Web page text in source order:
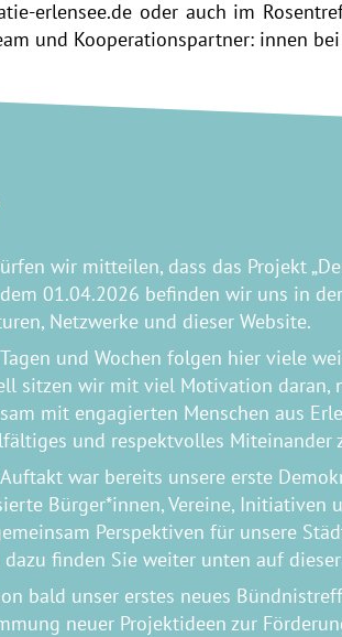
erlensee.de oder auch im
und Kooperationspartner: innen
wir mitteilen, dass das Projekt
01.04.2026 befinden wir uns in
Netzwerke und dieser Website.
und Wochen folgen hier viele
sitzen wir mit viel Motivation daran,
mit engagierten Menschen aus
und respektvolles Miteinander
war bereits unsere erste
Bürger*innen, Vereine, Initiativen
Perspektiven für unsere
finden Sie weiter unten auf
bald unser erstes neues
neuer Projektideen zur